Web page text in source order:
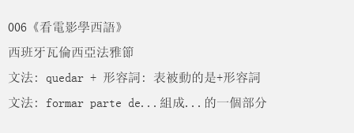
006《看電影學西語》
西班牙瓦倫西亞法雅節
文法: quedar + 形容詞: 表被動的是+形容詞
文法: formar parte de...組成...的一個部分